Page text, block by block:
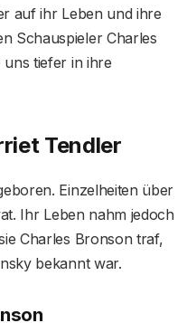
auf ihr Leben und ihre
Schauspieler Charles
uns tiefer in ihre
Tendler
Einzelheiten über
Ihr Leben nahm jedoch
Charles Bronson traf,
bekannt war.